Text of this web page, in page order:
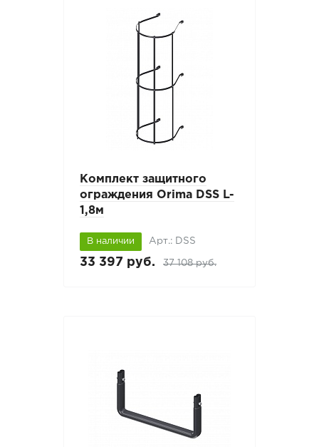
Комплект защитного
ограждения Orima DSS L-
1,8м
В наличии Арт.: DSS
33 397 руб. 37 108 руб.